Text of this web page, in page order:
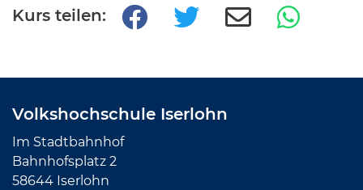
Kurs teilen:
Volkshochschule Iserlohn
Im Stadtbahnhof
Bahnhofsplatz 2
58644 Iserlohn